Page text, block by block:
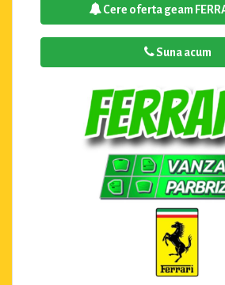
Cere oferta geam
Suna acum